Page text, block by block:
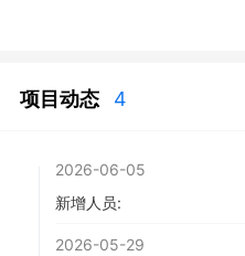
项目动态 4
2026-06-05
新增人员:
2026-05-29